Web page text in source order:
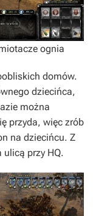
ognia
domów.
dziecińca,
można
przyda, więc zrób
na dziecińcu. Z
przy HQ.